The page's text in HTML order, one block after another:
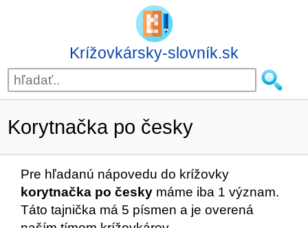
Krížovkársky-slovník.sk
Korytnačka po česky
Pre hľadanú nápovedu do krížovky
korytnačka po česky máme iba 1 význam.
Táto tajnička má 5 písmen a je overená